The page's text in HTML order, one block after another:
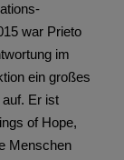
war Prieto
im
ein großes
Er ist
of Hope,
Menschen